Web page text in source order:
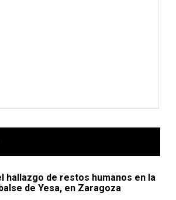
hallazgo de restos humanos en la
de Yesa, en Zaragoza